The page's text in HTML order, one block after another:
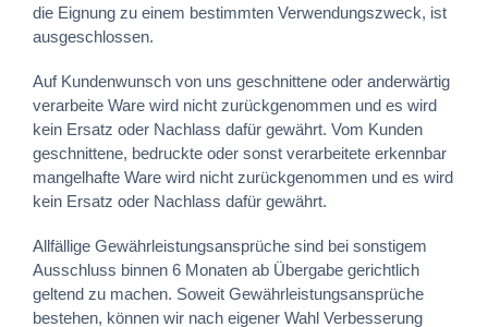
die Eignung zu einem bestimmten Verwendungszweck, ist
ausgeschlossen.
Auf Kundenwunsch von uns geschnittene oder anderwärtig
verarbeite Ware wird nicht zurückgenommen und es wird
kein Ersatz oder Nachlass dafür gewährt. Vom Kunden
geschnittene, bedruckte oder sonst verarbeitete erkennbar
mangelhafte Ware wird nicht zurückgenommen und es wird
kein Ersatz oder Nachlass dafür gewährt.
Allfällige Gewährleistungsansprüche sind bei sonstigem
Ausschluss binnen 6 Monaten ab Übergabe gerichtlich
geltend zu machen. Soweit Gewährleistungsansprüche
bestehen, können wir nach eigener Wahl Verbesserung